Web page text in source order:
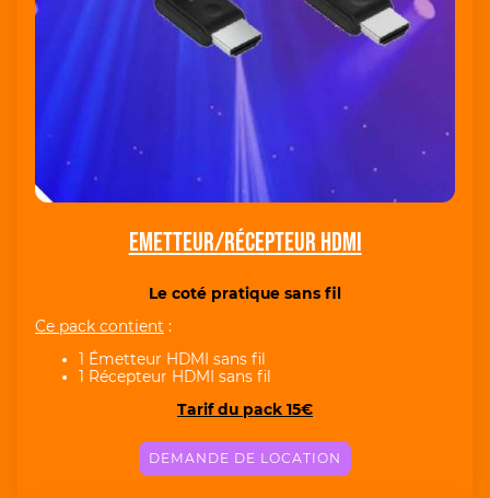
Emetteur/rÉcepteur HDMI
Le coté pratique sans fil
Ce pack contient :
1 Émetteur HDMI sans fil
1 Récepteur HDMI sans fil
Tarif du pack 15€
DEMANDE DE LOCATION